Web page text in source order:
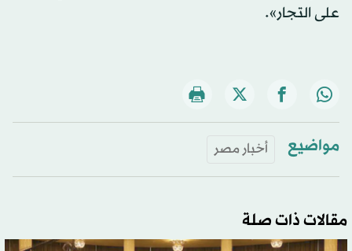
على التجار».
مواضيع أخبار مصر
مقالات ذات صلة